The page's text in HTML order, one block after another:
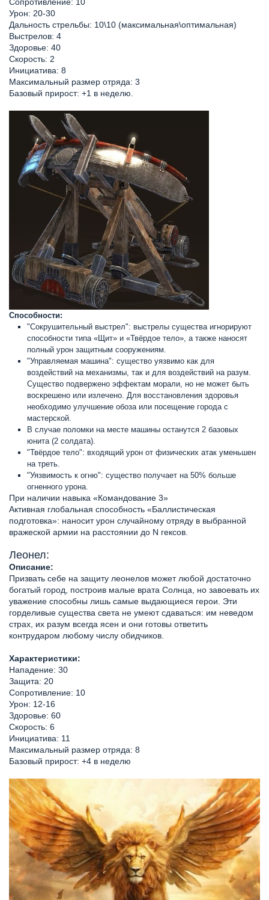
Урон: 20-30
Дальность стрельбы: 10\10 (максимальная\оптимальная)
Выстрелов: 4
Здоровье: 40
Скорость: 2
Инициатива: 8
Максимальный размер отряда: 3
Базовый прирост: +1 в неделю.
Способности:
"Сокрушительный выстрел": выстрелы существа игнорируют
способности типа «Щит» и «Твёрдое тело», а также наносят
полный урон защитным сооружениям.
"Управляемая машина": существо уязвимо как для
воздействий на механизмы, так и для воздействий на разум.
Существо подвержено эффектам морали, но не может быть
воскрешено или излечено. Для восстановления здоровья
необходимо улучшение обоза или посещение города с
мастерской.
В случае поломки на месте машины останутся 2 базовых
юнита (2 солдата).
"Твёрдое тело": входящий урон от физических атак уменьшен
на треть.
"Уязвимость к огню": существо получает на 50% больше
огненного урона.
При наличии навыка «Командование 3»
Активная глобальная способность «Баллистическая
подготовка»: наносит урон случайному отряду в выбранной
вражеской армии на расстоянии до N гексов.
Леонел:
Описание:
Призвать себе на защиту леонелов может любой достаточно
богатый город, построив малые врата Солнца, но завоевать их
уважение способны лишь самые выдающиеся герои. Эти
горделивые существа света не умеют сдаваться: им неведом
страх, их разум всегда ясен и они готовы ответить
контрударом любому числу обидчиков.
Характеристики:
Нападение: 30
Защита: 20
Сопротивление: 10
Урон: 12-16
Здоровье: 60
Скорость: 6
Инициатива: 11
Максимальный размер отряда: 8
Базовый прирост: +4 в неделю